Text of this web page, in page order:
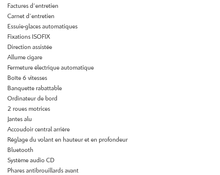
Contact
Factures d'entretien
Carnet d'entretien
Essuie-glaces automatiques
Fixations ISOFIX
Direction assistée
Allume cigare
Fermeture électrique automatique
Boîte 6 vitesses
Banquette rabattable
Ordinateur de bord
2 roues motrices
Jantes alu
Accoudoir central arrière
Réglage du volant en hauteur et en profondeur
Bluetooth
Système audio CD
Phares antibrouillards avant